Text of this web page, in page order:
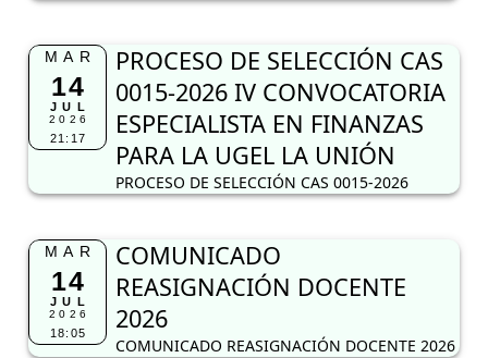
MAR
14
JUL
2026
21:17
PROCESO DE SELECCIÓN CAS
0015-2026 IV CONVOCATORIA
ESPECIALISTA EN FINANZAS
PARA LA UGEL LA UNIÓN
PROCESO DE SELECCIÓN CAS 0015-2026
MAR
14
JUL
2026
18:05
COMUNICADO
REASIGNACIÓN DOCENTE
2026
COMUNICADO REASIGNACIÓN DOCENTE 2026